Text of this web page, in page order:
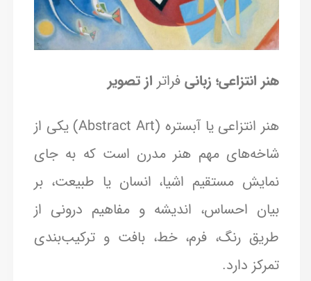
هنر انتزاعی؛ زبانیفراتر از تصویر
هنر انتزاعی یا آبستره (Abstract Art) یکی از
شاخه‌های مهم هنر مدرن است که به جای
نمایش مستقیم اشیا، انسان یا طبیعت، بر
بیان احساس، اندیشه و مفاهیم درونی از
طریق رنگ، فرم، خط، بافت و ترکیب‌بندی
تمرکز دارد.